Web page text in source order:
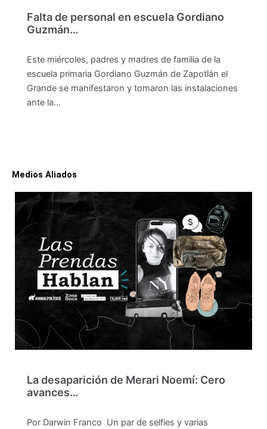
Falta de personal en escuela Gordiano
Guzmán…
Este miércoles, padres y madres de familia de la
escuela primaria Gordiano Guzmán de Zapotlán el
Grande se manifestaron y tomaron las instalaciones
ante la…
Medios Aliados
La desaparición de Merari Noemí: Cero
avances…
Por Darwin Franco Un par de selfies y varias